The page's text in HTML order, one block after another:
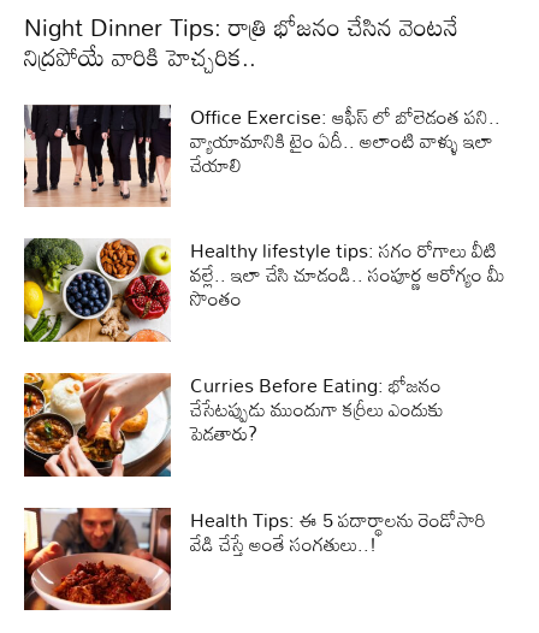
Night Dinner Tips: రాత్రి భోజనం చేసిన వెంటనే
నిద్రపోయే వారికి హెచ్చరిక..
Office Exercise: ఆఫీస్ లో బోలెడంత పని..
వ్యాయామానికి టైం ఏదీ.. అలాంటి వాళ్ళు ఇలా
చేయాలి
Healthy lifestyle tips: సగం రోగాలు వీటి
వల్లే.. ఇలా చేసి చూడండి.. సంపూర్ణ ఆరోగ్యం మీ
సొంతం
Curries Before Eating: భోజనం
చేసేటప్పుడు ముందుగా కర్రీలు ఎందుకు
పెడతారు?
Health Tips: ఈ 5 పదార్థాలను రెండోసారి
వేడి చేస్తే అంతే సంగతులు..!